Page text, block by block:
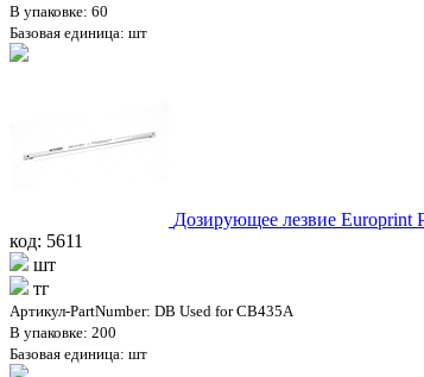
В упаковке: 60
Базовая единица: шт
Дозирующее лезвие Europrint
код: 5611
шт
тг
Артикул-PartNumber: DB Used for CB435A
В упаковке: 200
Базовая единица: шт